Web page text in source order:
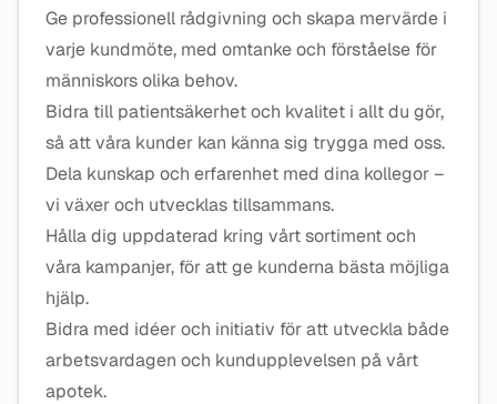
Ge professionell rådgivning och skapa mervärde i
varje kundmöte, med omtanke och förståelse för
människors olika behov.
Bidra till patientsäkerhet och kvalitet i allt du gör,
så att våra kunder kan känna sig trygga med oss.
Dela kunskap och erfarenhet med dina kollegor –
vi växer och utvecklas tillsammans.
Hålla dig uppdaterad kring vårt sortiment och
våra kampanjer, för att ge kunderna bästa möjliga
hjälp.
Bidra med idéer och initiativ för att utveckla både
arbetsvardagen och kundupplevelsen på vårt
apotek.